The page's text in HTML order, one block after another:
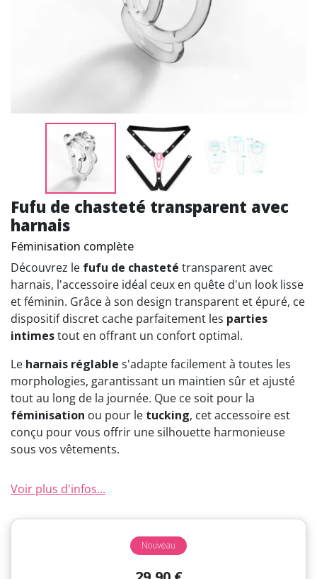
Fufu de chasteté transparent avec
harnais
Féminisation complète
Découvrez le fufu de chasteté transparent avec
harnais, l'accessoire idéal ceux en quête d'un look lisse
et féminin. Grâce à son design transparent et épuré, ce
dispositif discret cache parfaitement les parties
intimestout en offrant un confort optimal.
Le harnais réglable s'adapte facilement à toutes les
morphologies, garantissant un maintien sûr et ajusté
tout au long de la journée. Que ce soit pour la
féminisation ou pour le tucking, cet accessoire est
conçu pour vous offrir une silhouette harmonieuse
sous vos vêtements.
Voir plus d'infos...
Nouveau